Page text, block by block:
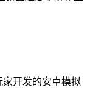
开发的安卓模拟